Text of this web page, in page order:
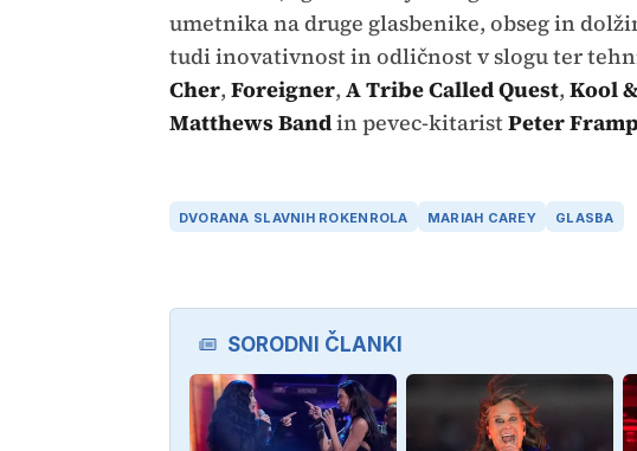
umetnika na druge glasbenike, obseg in
tudi inovativnost in odličnost v slogu ter
Cher, Foreigner, A Tribe Called Quest, Kool
Matthews Bandin pevec-kitaristPeter
DVORANA SLAVNIH ROKENROLA MARIAH CAREY GLASBA
SORODNI ČLANKI